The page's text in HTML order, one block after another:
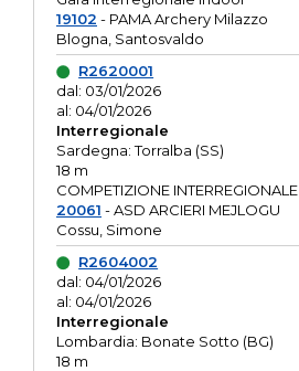
19102 - PAMA Archery Milazzo
Blogna, Santosvaldo
R2620001
dal: 03/01/2026
al: 04/01/2026
Interregionale
Sardegna: Torralba (SS)
18 m
COMPETIZIONE INTERREGIONALE
20061 - ASD ARCIERI MEJLOGU
Cossu, Simone
R2604002
dal: 04/01/2026
al: 04/01/2026
Interregionale
Lombardia: Bonate Sotto (BG)
18 m